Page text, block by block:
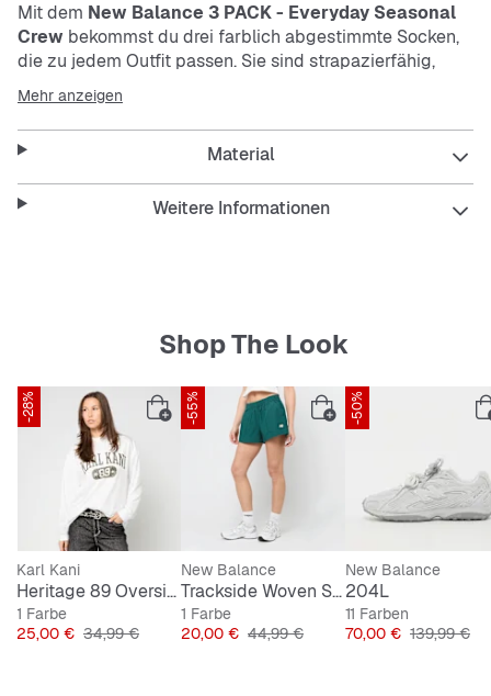
Mit dem New Balance 3 PACK - Everyday Seasonal
Crew bekommst du drei farblich abgestimmte Socken,
die zu jedem Outfit passen. Sie sind strapazierfähig,
elastisch und atmungsaktiv, damit deine Füße den
ganzen Tag entspannt bleiben. Pflegeleicht sind sie
auch – perfekt für deinen Alltag.
Features:
Atmungsaktives Material für frische Füße
Elastisch für guten Sitz ohne zu drücken
Strapazierfähig und langlebig
Pflegeleicht und einfach zu waschen
Mehr anzeigen
Material
Weitere Informationen
Shop The Look
-28%
Karl Kani
Heritage 89 Oversized Longsleeve
1 Farbe
Preis
25,00 € Originalpreis
34,99 €
-55%
New Balance
Trackside Woven Short
1 Farbe
Preis
20,00 € Originalpreis
44,99 €
-50%
New Balance
204L
11 Farben
Preis
70,00 € 139,99 €